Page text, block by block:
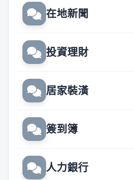
在地新聞
投資理財
居家裝潢
簽到簿
人力銀行